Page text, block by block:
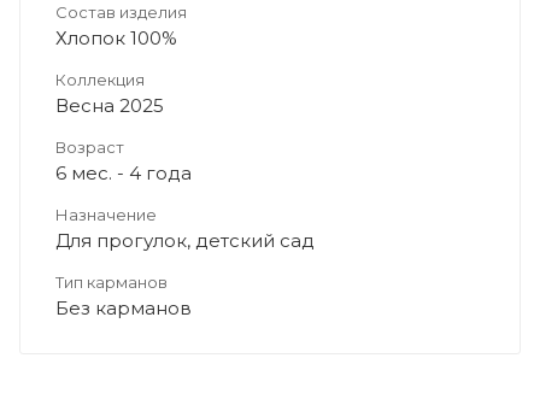
Состав изделия
Хлопок 100%
Коллекция
Весна 2025
Возраст
6 мес. - 4 года
Назначение
Для прогулок, детский сад
Тип карманов
Без карманов